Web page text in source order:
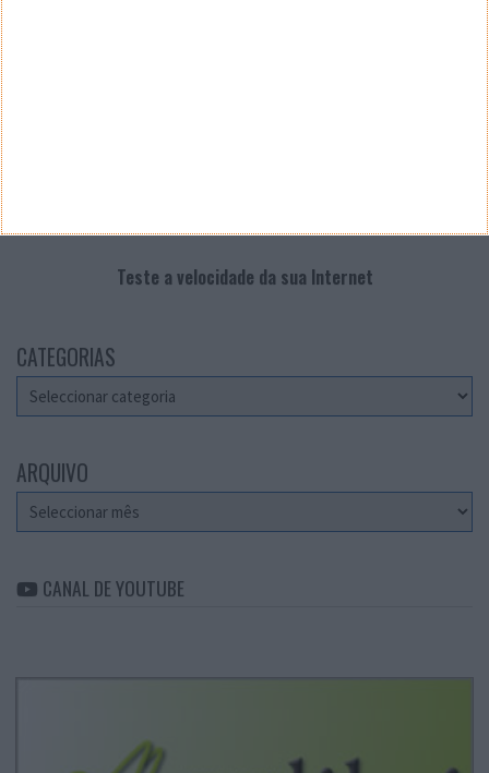
Teste a velocidade da sua Internet
CATEGORIAS
Categorias
ARQUIVO
Arquivo
CANAL DE YOUTUBE